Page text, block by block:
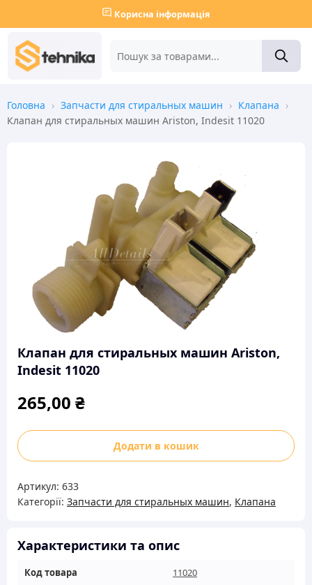
Корисна інформація
Головна › Запчасти для стиральных машин › Клапана ›
Клапан для стиральных машин Ariston, Indesit 11020
Клапан для стиральных машин Ariston,
Indesit 11020
265,00 ₴
Клапан
для
машин
Ariston,
11020
Додати в кошик
Артикул: 633
Категорії: Запчасти для стиральных машин, Клапана
Характеристики та опис
Код товара
11020